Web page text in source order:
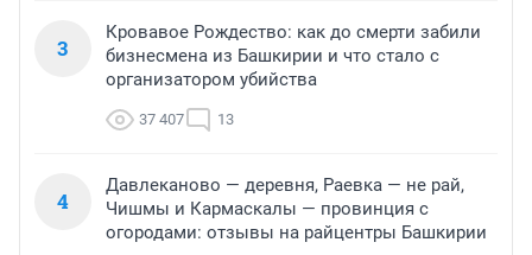
3
Кровавое Рождество: как до смерти забили
бизнесмена из Башкирии и что стало с
организатором убийства
37 407 13
4
Давлеканово — деревня, Раевка — не рай,
Чишмы и Кармаскалы — провинция с
огородами: отзывы на райцентры Башкирии